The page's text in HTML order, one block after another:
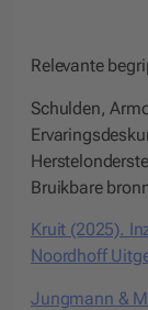
Relevante
Schulden,
Bruikbare
Kruit (2025).
Noordhoff
Jungmann &